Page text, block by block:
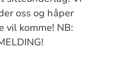
oss og håper
vil komme! NB: